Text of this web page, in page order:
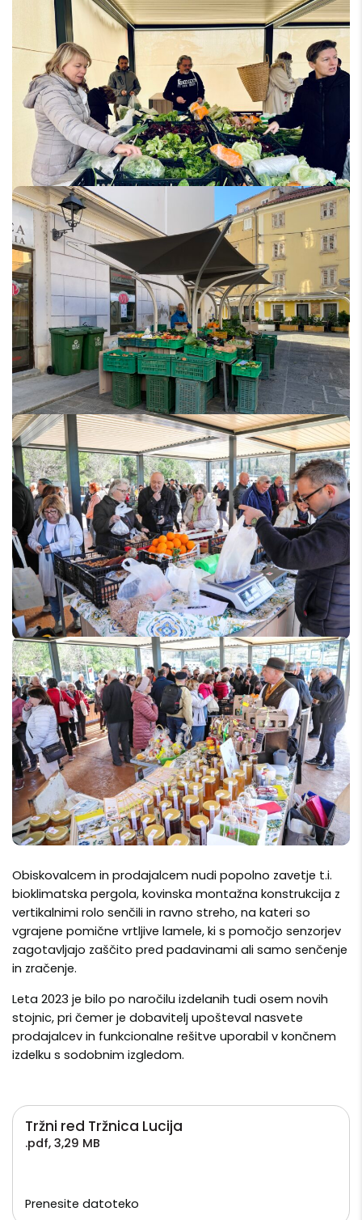
Obiskovalcem in prodajalcem nudi popolno zavetje t.i.
bioklimatska pergola, kovinska montažna konstrukcija z
vertikalnimi rolo senčili in ravno streho, na kateri so
vgrajene pomične vrtljive lamele, ki s pomočjo senzorjev
zagotavljajo zaščito pred padavinami ali samo senčenje
in zračenje.
Leta 2023 je bilo po naročilu izdelanih tudi osem novih
stojnic, pri čemer je dobavitelj upošteval nasvete
prodajalcev in funkcionalne rešitve uporabil v končnem
izdelku s sodobnim izgledom.
Tržni red Tržnica Lucija
.pdf, 3,29 MB
Prenesite datoteko